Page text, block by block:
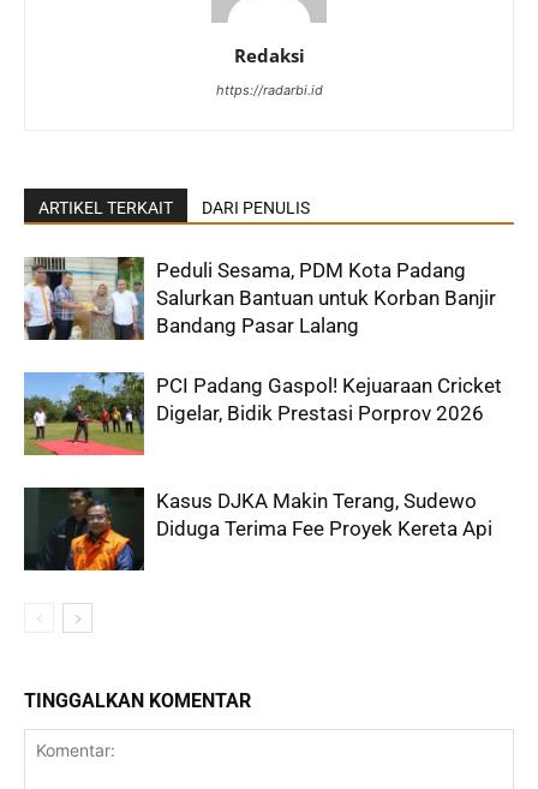
Redaksi
https://radarbi.id
ARTIKEL TERKAIT DARI PENULIS
Peduli Sesama, PDM Kota Padang
Salurkan Bantuan untuk Korban Banjir
Bandang Pasar Lalang
PCI Padang Gaspol! Kejuaraan Cricket
Digelar, Bidik Prestasi Porprov 2026
Kasus DJKA Makin Terang, Sudewo
Diduga Terima Fee Proyek Kereta Api
TINGGALKAN KOMENTAR